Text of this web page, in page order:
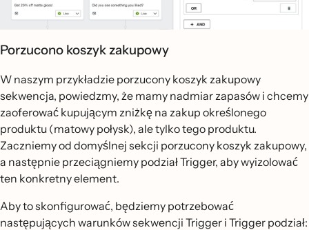
Porzucono koszyk zakupowy
W naszym przykładzie porzucony koszyk zakupowy
sekwencja, powiedzmy, że mamy nadmiar zapasów i chcemy
zaoferować kupującym zniżkę na zakup określonego
produktu (matowy połysk), ale tylko tego produktu.
Zaczniemy od domyślnej sekcji porzucony koszyk zakupowy,
a następnie przeciągniemy podział Trigger, aby wyizolować
ten konkretny element.
Aby to skonfigurować, będziemy potrzebować
następujących warunków sekwencji Trigger i Trigger podział: